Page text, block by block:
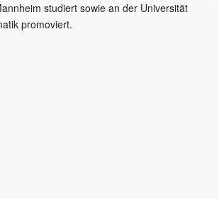
studiert sowie an der Universität
promoviert.